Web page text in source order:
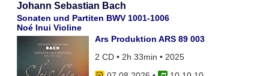
Johann Sebastian Bach
Sonaten und Partiten BWV 1001-1006
Noé Inui Violine
Ars Produktion ARS 89 003
2 CD • 2h 33min • 2025